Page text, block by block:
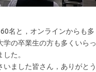
名と，オンラインからも
学の卒業生の方も多くいら
た。
ました皆さん，ありがと